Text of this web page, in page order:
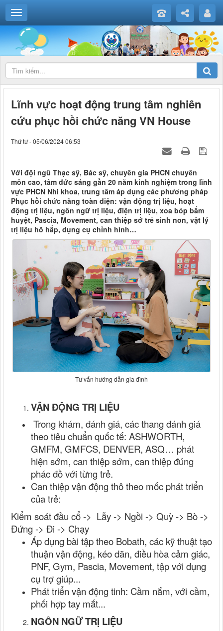
Lĩnh vực hoạt động trung tâm nghiên
cứu phục hồi chức năng VN House
Thứ tư - 05/06/2024 06:53
Với đội ngũ Thạc sỹ, Bác sỹ, chuyên gia PHCN chuyên
môn cao, tâm đức sáng gần 20 năm kinh nghiệm trong lĩnh
vực PHCN Nhi khoa, trung tâm áp dụng các phương pháp
Phục hồi chức năng toàn diện: vận động trị liệu, hoạt
động trị liệu, ngôn ngữ trị liệu, điện trị liệu, xoa bóp bấm
huyệt, Pascia, Movement, can thiệp sớ trẻ sinh non, vật lý
trị liệu hô hấp, dụng cụ chỉnh hình…
Tư vấn hướng dẫn gia đình
VẬN ĐỘNG TRỊ LIỆU
Trong khám, đánh giá, các thang đánh giá
theo tiêu chuẩn quốc tế: ASHWORTH,
GMFM, GMFCS, DENVER, ASQ… phát
hiện sớm, can thiệp sớm, can thiệp đúng
phác đồ với từng trẻ.
Can thiệp vận động thô theo mốc phát triển
của trẻ:
Kiểm soát đầu cổ -> Lẫy -> Ngồi -> Quỳ -> Bò ->
Đứng -> Đi -> Chạy
Áp dụng bài tập theo Bobath, các kỹ thuật tạo
thuận vận động, kéo dãn, điều hòa cảm giác,
PNF, Gym, Pascia, Movement, tập với dụng
cụ trợ giúp...
Phát triển vận động tinh: Cầm nắm, với cầm,
phối hợp tay mắt...
NGÔN NGỮ TRỊ LIỆU